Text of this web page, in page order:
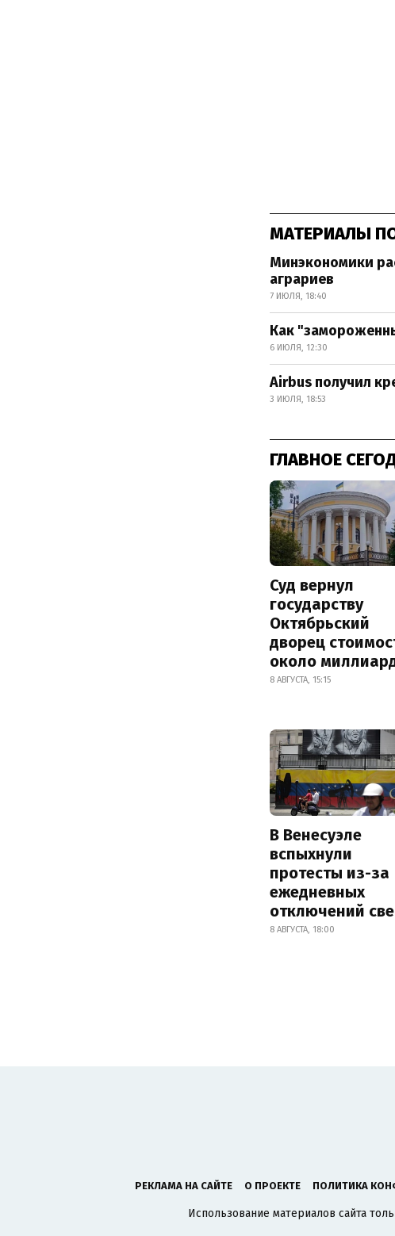
МАТЕРИАЛЫ
Минэкономики
аграриев
7 ИЮЛЯ, 18:40
Как
6 ИЮЛЯ, 12:30
Airbus получил
3 ИЮЛЯ, 18:53
ГЛАВНОЕ
Суд вернул
государству
Октябрьский
дворец
около
8 АВГУСТА, 15:15
В Венесуэле
вспыхнули
протесты из-за
ежедневных
отключений
8 АВГУСТА, 18:00
РЕКЛАМА НА САЙТЕ О ПРОЕКТЕ ПОЛИТИКА
Использование материалов сайта